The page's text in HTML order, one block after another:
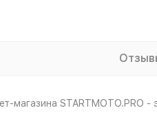
магазина STARTMOTO.PRO